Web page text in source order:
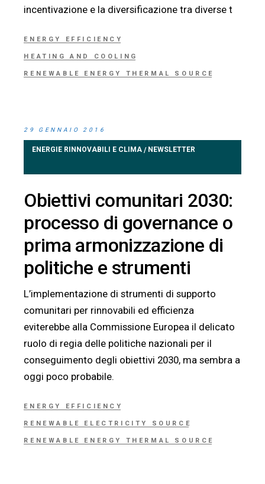
incentivazione e la diversificazione tra diverse t
ENERGY EFFICIENCY
HEATING AND COOLING
RENEWABLE ENERGY THERMAL SOURCE
29 GENNAIO 2016
ENERGIE RINNOVABILI E CLIMA / NEWSLETTER
Obiettivi comunitari 2030:
processo di governance o
prima armonizzazione di
politiche e strumenti
L’implementazione di strumenti di supporto
comunitari per rinnovabili ed efficienza
eviterebbe alla Commissione Europea il delicato
ruolo di regia delle politiche nazionali per il
conseguimento degli obiettivi 2030, ma sembra a
oggi poco probabile.
ENERGY EFFICIENCY
RENEWABLE ELECTRICITY SOURCE
RENEWABLE ENERGY THERMAL SOURCE